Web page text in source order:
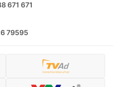
Infographic
671 671
79595